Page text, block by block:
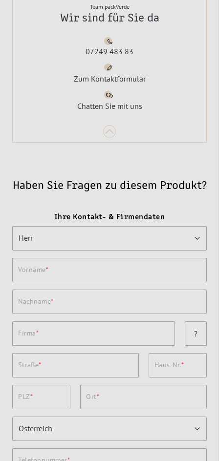
Team packVerde
Wir sind für Sie da
07249 483 83
Zum Kontaktformular
Chatten Sie mit uns
Haben Sie Fragen zu diesem Produkt?
Ihre Kontakt- & Firmendaten
Vorname
Nachname
Firma ?
Straße Haus-Nr.
PLZ Ort